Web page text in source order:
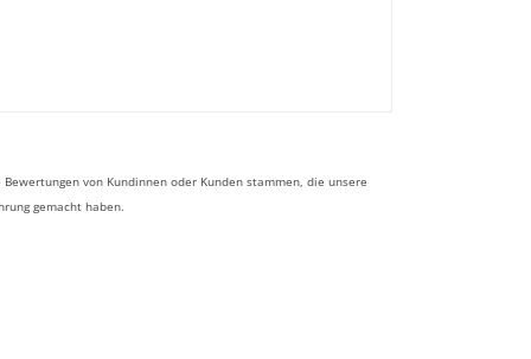
von Kundinnen oder Kunden stammen, die unsere
gemacht haben.